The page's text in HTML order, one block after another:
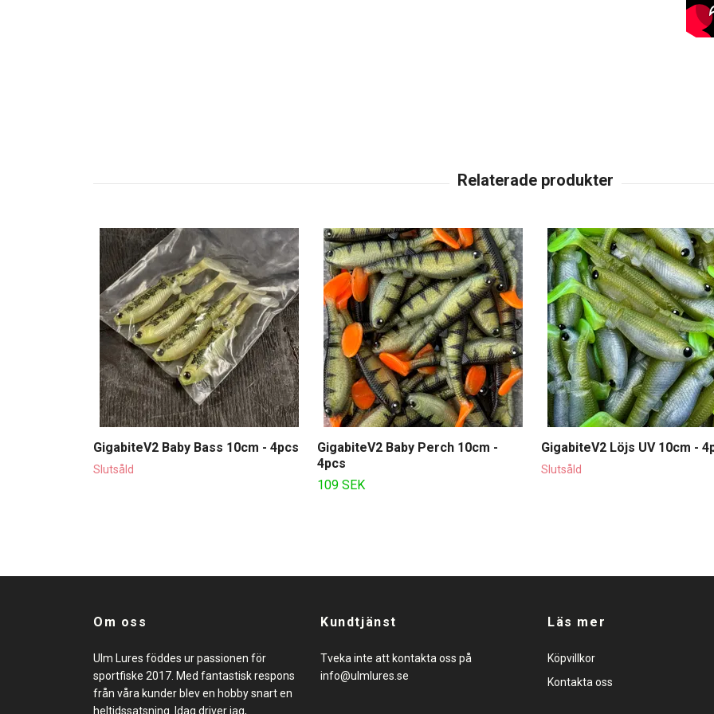
GigabiteV2 Baby Bass 10cm - 4pcs
Slutsåld
GigabiteV2 Baby Perch 10cm -
4pcs
109 SEK
GigabiteV2 Löjs UV 10cm -
Slutsåld
Om oss
Ulm Lures föddes ur passionen för
sportfiske 2017. Med fantastisk respons
från våra kunder blev en hobby snart en
heltidssatsning. Idag driver jag,
Kundtjänst
Tveka inte att kontakta oss på
info@ulmlures.se
Läs mer
Köpvillkor
Kontakta oss